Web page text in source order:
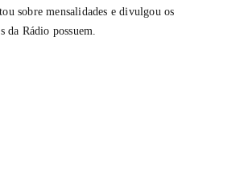
sobre mensalidades e divulgou os
da Rádio possuem.